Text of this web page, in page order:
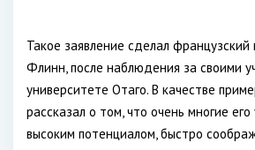
Такое заявление сделал
Флинн, после наблюдения за своими
университете Отаго. В качестве
рассказал о том, что очень многие
высоким потенциалом, быстро